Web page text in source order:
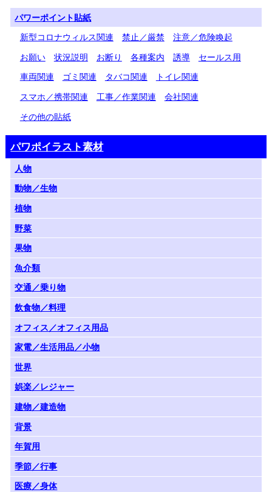
パワーポイント貼紙
新型コロナウィルス関連
禁止／厳禁
注意／危険喚起
お願い
状況説明 お断り 各種案内 誘導
セールス用
車両関連
ゴミ関連 タバコ関連
トイレ関連
スマホ／携帯関連
工事／作業関連
会社関連
その他の貼紙
パワポイラスト素材
人物
動物／生物
植物
野菜
果物
魚介類
交通／乗り物
飲食物／料理
オフィス／オフィス用品
家電／生活用品／小物
世界
娯楽／レジャー
建物／建造物
背景
年賀用
季節／行事
医療／身体